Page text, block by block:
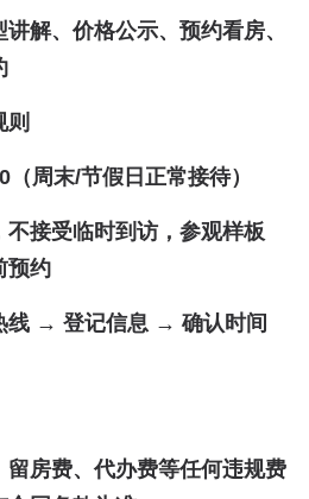
解、价格公示、预约看房、
周末/节假日正常接待）
接受临时到访，参观样板
预约
线 → 登记信息 → 确认时间
房费、代办费等任何违规费